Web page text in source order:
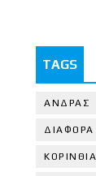
TAGS
ΑΝΔΡΑΣ
ΔΙΑΦΟΡΑ
ΚΟΡΙΝΘΙA